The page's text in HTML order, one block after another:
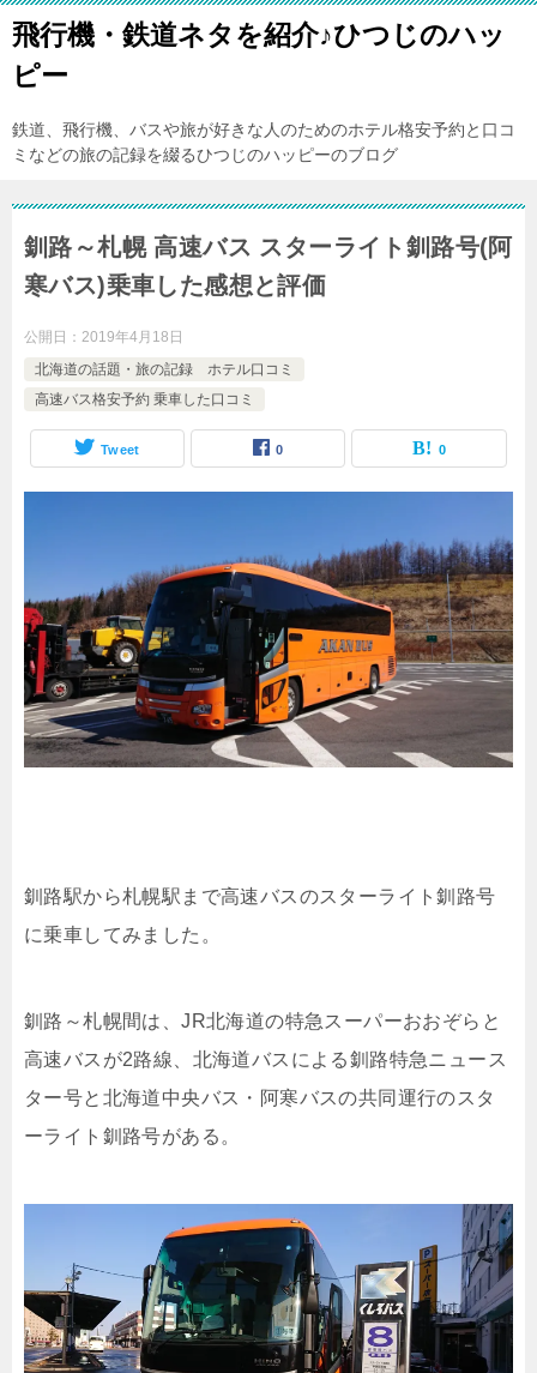
飛行機・鉄道ネタを紹介♪ひつじのハッ
ピー
鉄道、飛行機、バスや旅が好きな人のためのホテル格安予約と口コ
ミなどの旅の記録を綴るひつじのハッピーのブログ
釧路～札幌 高速バス スターライト釧路号(阿
寒バス)乗車した感想と評価
公開日： 2019年4月18日
北海道の話題・旅の記録 ホテル口コミ
高速バス格安予約 乗車した口コミ
Tweet 0 0
釧路駅から札幌駅まで高速バスのスターライト釧路号
に乗車してみました。
釧路～札幌間は、JR北海道の特急スーパーおおぞらと
高速バスが2路線、北海道バスによる釧路特急ニュース
ター号と北海道中央バス・阿寒バスの共同運行のスタ
ーライト釧路号がある。